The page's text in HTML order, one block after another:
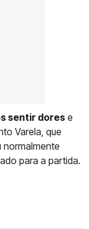
sentir dores e
Varela, que
normalmente
para a partida.